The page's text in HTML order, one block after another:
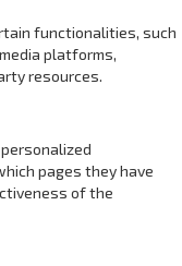
functionalities, such
platforms,
resources.
pages they have
of the